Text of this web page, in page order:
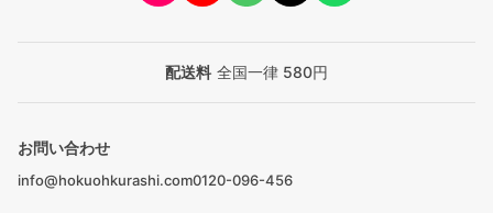
配送料 全国一律 580円
お問い合わせ
info@hokuohkurashi.com0120-096-456